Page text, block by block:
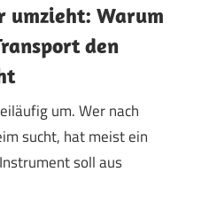
umzieht: Warum
den
um. Wer nach
sucht, hat meist ein
soll aus